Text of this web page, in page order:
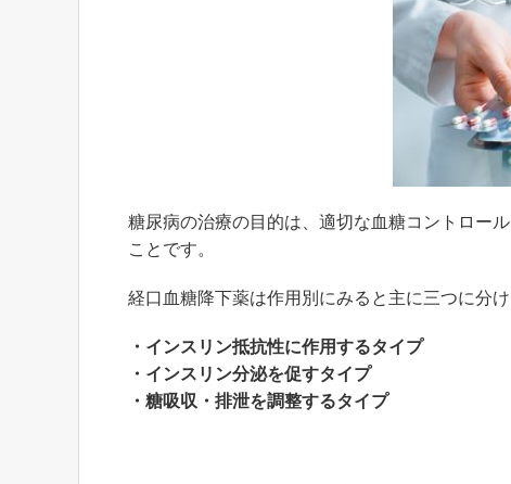
糖尿病の治療の目的は、適切な血糖コントロー
ことです。
経口血糖降下薬は作用別にみると主に三つに分け
・インスリン抵抗性に作用するタイプ
・インスリン分泌を促すタイプ
・糖吸収・排泄を調整するタイプ